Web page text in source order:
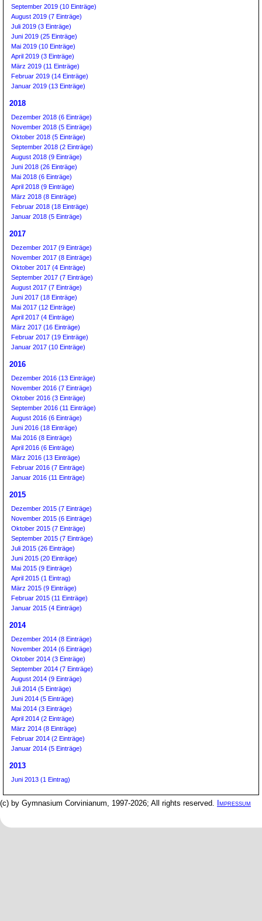
September 2019 (10 Einträge)
August 2019 (7 Einträge)
Juli 2019 (3 Einträge)
Juni 2019 (25 Einträge)
Mai 2019 (10 Einträge)
April 2019 (3 Einträge)
März 2019 (11 Einträge)
Februar 2019 (14 Einträge)
Januar 2019 (13 Einträge)
2018
Dezember 2018 (6 Einträge)
November 2018 (5 Einträge)
Oktober 2018 (5 Einträge)
September 2018 (2 Einträge)
August 2018 (9 Einträge)
Juni 2018 (26 Einträge)
Mai 2018 (6 Einträge)
April 2018 (9 Einträge)
März 2018 (8 Einträge)
Februar 2018 (18 Einträge)
Januar 2018 (5 Einträge)
2017
Dezember 2017 (9 Einträge)
November 2017 (8 Einträge)
Oktober 2017 (4 Einträge)
September 2017 (7 Einträge)
August 2017 (7 Einträge)
Juni 2017 (18 Einträge)
Mai 2017 (12 Einträge)
April 2017 (4 Einträge)
März 2017 (16 Einträge)
Februar 2017 (19 Einträge)
Januar 2017 (10 Einträge)
2016
Dezember 2016 (13 Einträge)
November 2016 (7 Einträge)
Oktober 2016 (3 Einträge)
September 2016 (11 Einträge)
August 2016 (6 Einträge)
Juni 2016 (18 Einträge)
Mai 2016 (8 Einträge)
April 2016 (6 Einträge)
März 2016 (13 Einträge)
Februar 2016 (7 Einträge)
Januar 2016 (11 Einträge)
2015
Dezember 2015 (7 Einträge)
November 2015 (6 Einträge)
Oktober 2015 (7 Einträge)
September 2015 (7 Einträge)
Juli 2015 (26 Einträge)
Juni 2015 (20 Einträge)
Mai 2015 (9 Einträge)
April 2015 (1 Eintrag)
März 2015 (9 Einträge)
Februar 2015 (11 Einträge)
Januar 2015 (4 Einträge)
2014
Dezember 2014 (8 Einträge)
November 2014 (6 Einträge)
Oktober 2014 (3 Einträge)
September 2014 (7 Einträge)
August 2014 (9 Einträge)
Juli 2014 (5 Einträge)
Juni 2014 (5 Einträge)
Mai 2014 (3 Einträge)
April 2014 (2 Einträge)
März 2014 (8 Einträge)
Februar 2014 (2 Einträge)
Januar 2014 (5 Einträge)
2013
Juni 2013 (1 Eintrag)
(c) by Gymnasium Corvinianum, 1997-2026; All rights reserved. Impressum